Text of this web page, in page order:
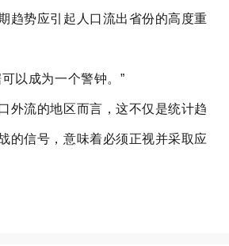
趋势应引起人口流出省份的高度重
以成为一个警钟。”
外流的地区而言，这不仅是统计趋
的信号，意味着必须正视并采取应